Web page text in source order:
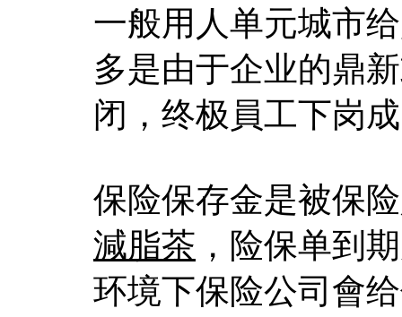
一般用人单元城市
多是由于企业的鼎
闭，终极員工下岗
保险保存金是被保
減脂茶 ，险保单到
环境下保险公司會